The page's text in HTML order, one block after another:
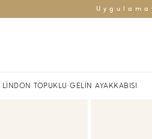
| LİNDON TOPUKLU GELİN AYAKKABISI